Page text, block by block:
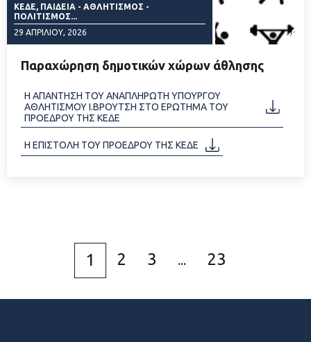
ΚΕΔΕ, ΠΑΙΔΕΊΑ - ΑΘΛΗΤΙΣΜΌΣ -
ΠΟΛΙΤΙΣΜΌΣ...
29 ΑΠΡΙΛΊΟΥ, 2026
ΔΙΑΒΑΣΤΕ ΠΕΡΙΣΣΟΤΕΡΑ
Παραχώρηση δημοτικών χώρων άθλησης
Η ΑΠΑΝΤΗΣΗ ΤΟΥ ΑΝΑΠΛΗΡΩΤΗ ΥΠΟΥΡΓΟΥ
ΑΘΛΗΤΙΣΜΟΥ Ι.ΒΡΟΥΤΣΗ ΣΤΟ ΕΡΩΤΗΜΑ ΤΟΥ
ΠΡΟΕΔΡΟΥ ΤΗΣ ΚΕΔΕ
Η ΕΠΙΣΤΟΛΗ ΤΟΥ ΠΡΟΕΔΡΟΥ ΤΗΣ ΚΕΔΕ
1 2 3 ... 23